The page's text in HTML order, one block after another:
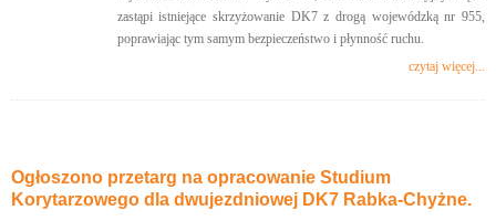
zastąpi istniejące skrzyżowanie DK7 z drogą wojewódzką nr 955,
poprawiając tym samym bezpieczeństwo i płynność ruchu.
czytaj więcej...
Ogłoszono przetarg na opracowanie Studium
Korytarzowego dla dwujezdniowej DK7 Rabka-Chyżne.